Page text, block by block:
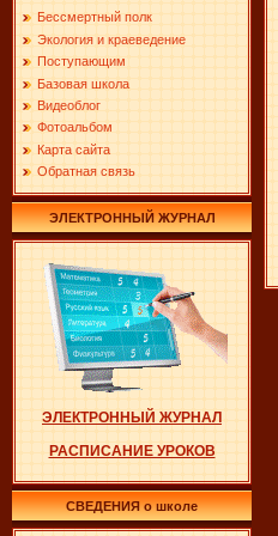
Бессмертный полк
Экология и краеведение
Поступающим
Базовая школа
Видеоблог
Фотоальбом
Карта сайта
Обратная связь
ЭЛЕКТРОННЫЙ ЖУРНАЛ
ЭЛЕКТРОННЫЙ ЖУРНАЛ
РАСПИСАНИЕ УРОКОВ
СВЕДЕНИЯ о школе